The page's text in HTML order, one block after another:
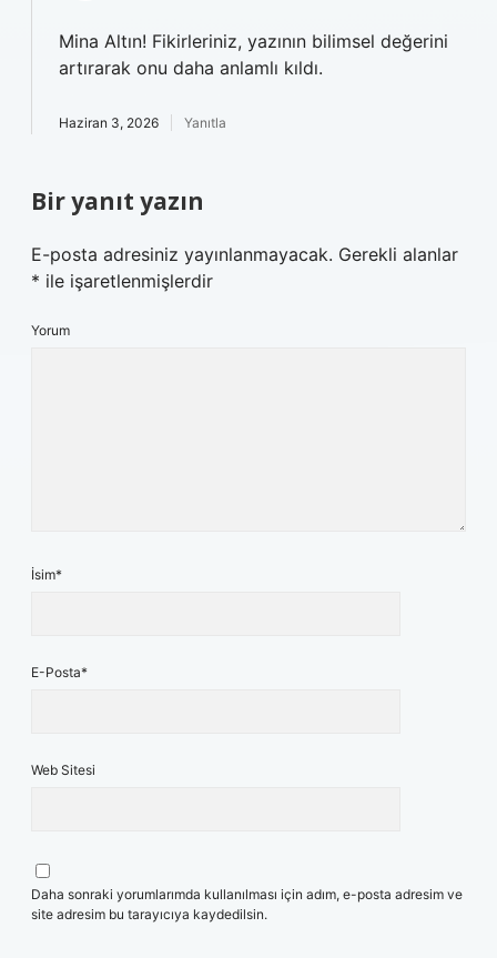
Mina Altın! Fikirleriniz, yazının bilimsel değerini
artırarak onu daha anlamlı kıldı.
Haziran 3, 2026 Yanıtla
Bir yanıt yazın
E-posta adresiniz yayınlanmayacak. Gerekli alanlar
* ile işaretlenmişlerdir
Yorum
İsim*
E-Posta*
Web Sitesi
Daha sonraki yorumlarımda kullanılması için adım, e-posta adresim ve
site adresim bu tarayıcıya kaydedilsin.